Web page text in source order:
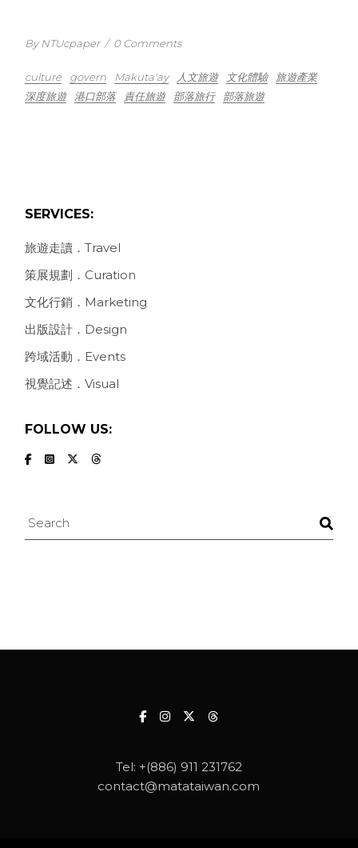
By NTUcpaper / 0 Comments
culture govern Makuta'ay 人文旅遊 文化體驗
旅遊產業
深度旅遊
港口部落 責任旅遊 部落旅行 部落旅遊
SERVICES:
旅遊走讀．Travel
策展規劃．Curation
文化行銷．Marketing
出版設計．Design
跨域活動．Events
視覺記述．Visual
FOLLOW US:
Search
Tel: +(886) 911 231762
contact@matataiwan.com